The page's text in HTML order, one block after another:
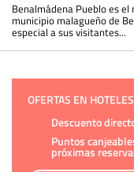
Benalmádena Pueblo es
municipio malagueño de
especial a sus visitantes...
OFERTAS EN
Descuento
Puntos
próximas